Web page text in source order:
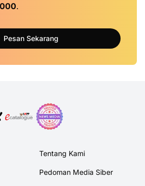
.
Pesan Sekarang
Tentang Kami
Pedoman Media Siber